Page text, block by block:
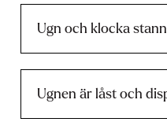
Ugn och klocka
Ugnen är låst och